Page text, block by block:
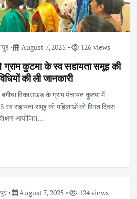
August 7, 2025 126 views
कुटमा के स्व सहायता समूह की
की ली जानकारी
विकासखंड के ग्राम पंचायत कुटमा में
8 स्व सहायता समूह की महिलाओं को विगत दिवस
आयोजित…
August 7, 2025 124 views